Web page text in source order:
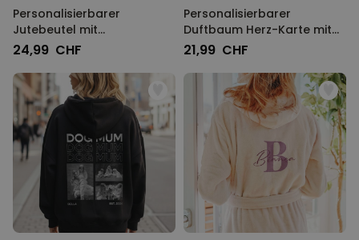
Personalisierbarer
Jutebeutel mit
Monogramm
24,99 CHF
Personalisierbarer
Duftbaum Herz-Karte mit
Foto
21,99 CHF